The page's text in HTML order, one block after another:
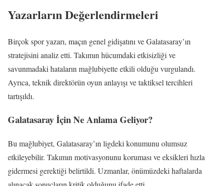
Yazarların Değerlendirmeleri
Birçok spor yazarı, maçın genel gidişatını ve Galatasaray’ın
stratejisini analiz etti. Takımın hücumdaki etkisizliği ve
savunmadaki hataların mağlubiyette etkili olduğu vurgulandı.
Ayrıca, teknik direktörün oyun anlayışı ve taktiksel tercihleri
tartışıldı.
Galatasaray İçin Ne Anlama Geliyor?
Bu mağlubiyet, Galatasaray’ın ligdeki konumunu olumsuz
etkileyebilir. Takımın motivasyonunu koruması ve eksikleri hızla
gidermesi gerektiği belirtildi. Uzmanlar, önümüzdeki haftalarda